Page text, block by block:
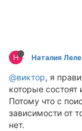
Н Наталия Леле
@виктор, я
которые состоят
Потому что с
зависимости от
нет.